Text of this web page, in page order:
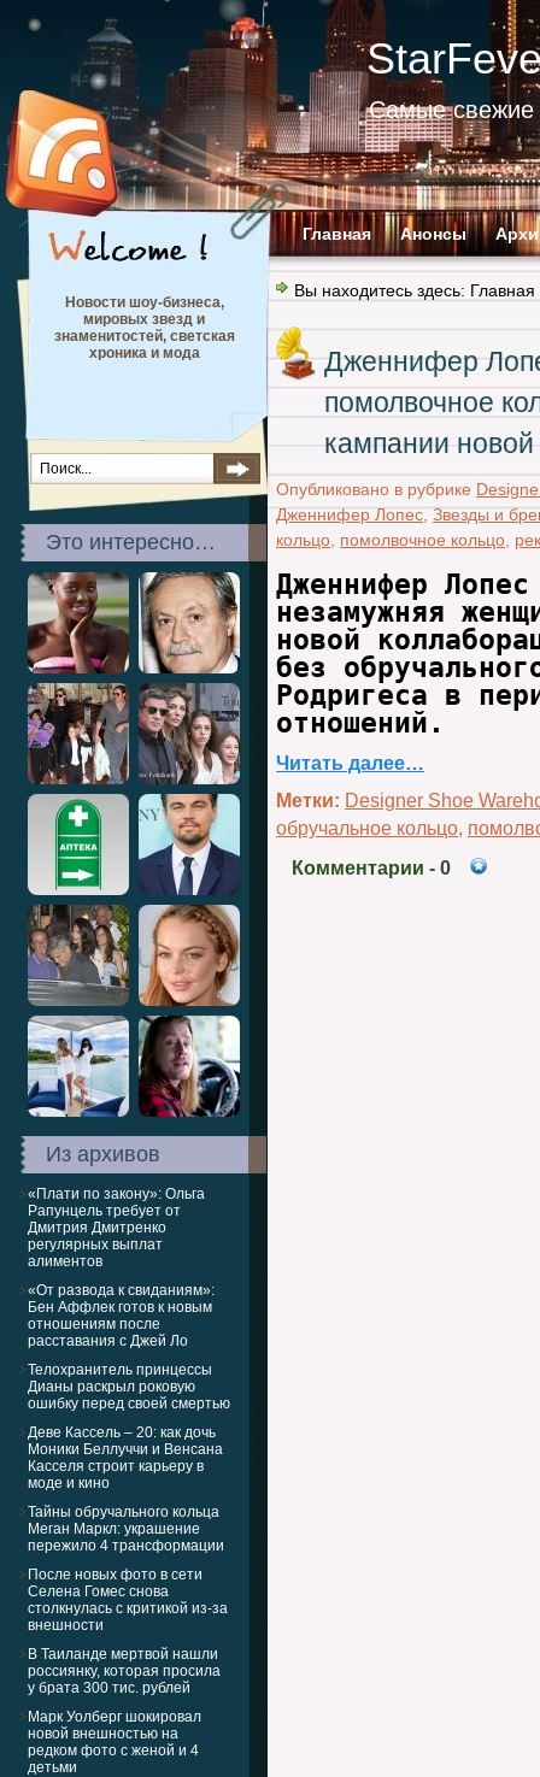
Самые свежие
Главная Анонсы
Новости шоу-бизнеса,
мировых звезд и
знаменитостей, светская
хроника и мода
Это интересно…
Из архивов
«Плати по закону»: Ольга
Рапунцель требует от
Дмитрия Дмитренко
регулярных выплат
алиментов
«От развода к свиданиям»:
Бен Аффлек готов к новым
отношениям после
расставания с Джей Ло
Телохранитель принцессы
Дианы раскрыл роковую
ошибку перед своей смертью
Деве Кассель – 20: как дочь
Моники Беллуччи и Венсана
Касселя строит карьеру в
моде и кино
Тайны обручального кольца
Меган Маркл: украшение
пережило 4 трансформации
После новых фото в сети
Селена Гомес снова
столкнулась с критикой из-за
внешности
В Таиланде мертвой нашли
россиянку, которая просила
у брата 300 тис. рублей
Марк Уолберг шокировал
новой внешностью на
редком фото с женой и 4
детьми
Вы находитесь здесь: Главная
Дженнифер
помолвочное
кампании
Опубликовано в рубрике
Дженнифер Лопес,Звезды и
кольцо помолвочное кольцо
Дженнифер
незамужняя
новой
без
Родригеса в
отношений.
Читать далее…
Метки: Designer Shoe
обручальное кольцо,
Комментарии - 0